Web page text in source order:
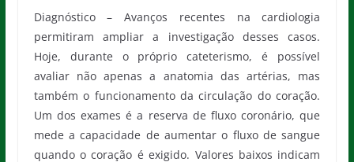
Diagnóstico – Avanços recentes na cardiologia
permitiram ampliar a investigação desses casos.
Hoje, durante o próprio cateterismo, é possível
avaliar não apenas a anatomia das artérias, mas
também o funcionamento da circulação do coração.
Um dos exames é a reserva de fluxo coronário, que
mede a capacidade de aumentar o fluxo de sangue
quando o coração é exigido. Valores baixos indicam